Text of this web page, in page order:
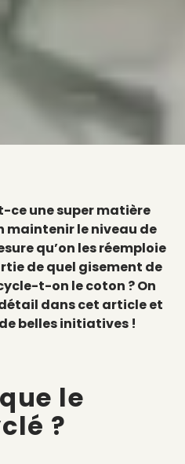
ce une super matière
maintenir le niveau de
qu’on les réemploie
de quel gisement de
t-on le coton ? On
dans cet article et
belles initiatives !
le
?